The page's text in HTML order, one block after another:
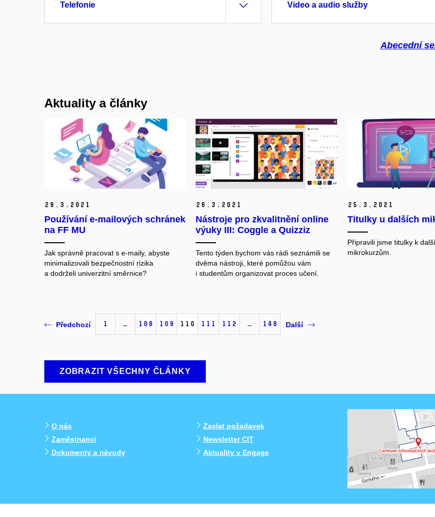
Telefonie Video a audio služby
Abecední
Aktuality a články
29. 3. 2021
Používání e-mailových schránek
na FF MU
Jak správně pracovat s e-maily, abyste
minimalizovali bezpečnostní rizika
a dodrželi univerzitní směrnice?
26. 3. 2021
Nástroje pro zkvalitnění online
výuky III: Coggle a Quizziz
Tento týden bychom vás rádi seznámili se
dvěma nástroji, které pomůžou vám
i studentům organizovat proces učení.
25. 3. 2021
Titulky u dalších
Připravili jsme titulky k
mikrokurzům.
Předchozí 1 … 108 109 110 111 112 … 148 Další
ZOBRAZIT VŠECHNY ČLÁNKY
O nás
Zaměstnanci
Dokumenty a návody
Zaslat požadavek
Newsletter CIT
Aktuality v Engage